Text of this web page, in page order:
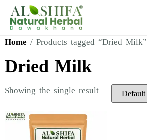
Home / Products tagged “Dried Milk”
Dried Milk
Showing the single result